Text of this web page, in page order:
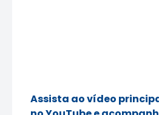
Assista ao vídeo